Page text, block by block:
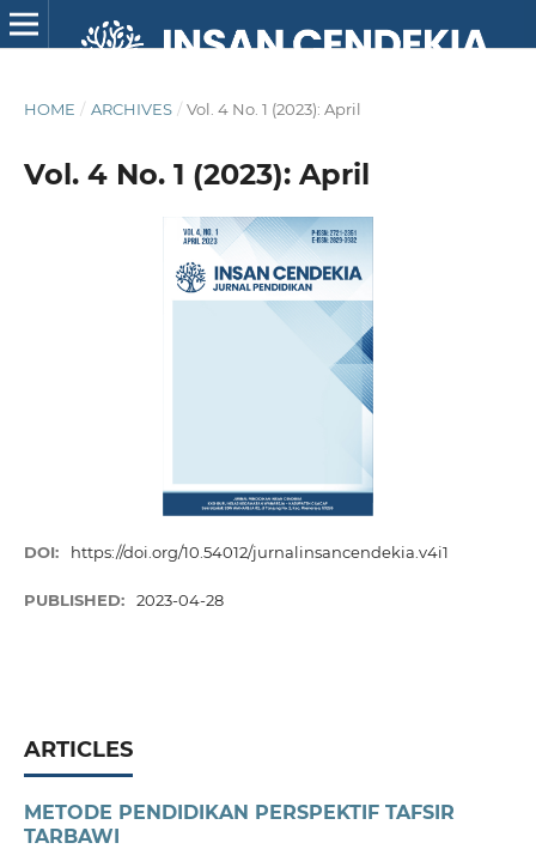
HOME / ARCHIVES / Vol. 4 No. 1 (2023): April
Vol. 4 No. 1 (2023): April
DOI: https://doi.org/10.54012/jurnalinsancendekia.v4i1
PUBLISHED: 2023-04-28
ARTICLES
METODE PENDIDIKAN PERSPEKTIF TAFSIR
TARBAWI